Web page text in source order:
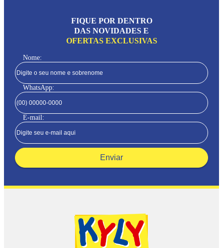
FIQUE POR DENTRO
DAS NOVIDADES E
OFERTAS EXCLUSIVAS
Nome:
WhatsApp:
E-mail:
Enviar